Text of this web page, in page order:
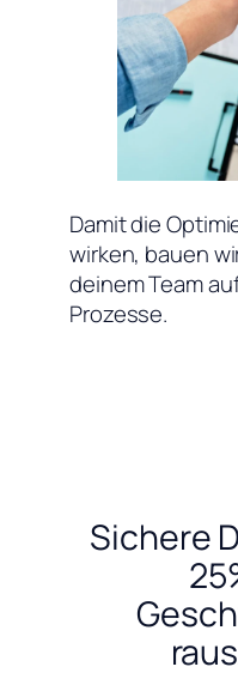
Damit die
wirken, bauen
deinem Team
Prozesse.
Sichere